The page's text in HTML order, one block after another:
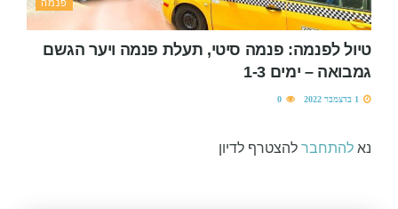
פנמה
טיול לפנמה: פנמה סיטי, תעלת פנמה ויער הגשם
גמבואה – ימים 1-3
נא להתחבר להצטרף לדיון